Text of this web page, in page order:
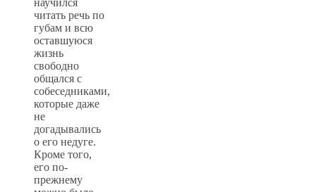
научился
читать речь по
губам и всю
оставшуюся
жизнь
свободно
общался с
собеседниками,
которые даже
не
догадывались
о его недуге.
Кроме того,
его по-
прежнему